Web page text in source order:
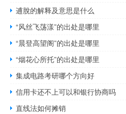
逋脫的解释及意思是什么
“风丝飞荡漾”的出处是哪里
“晨登高望阁”的出处是哪里
“烟花心所托”的出处是哪里
集成电路考研哪个方向好
信用卡还不上可以和银行协商吗
直线法如何摊销